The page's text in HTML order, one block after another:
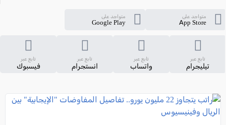
متواجد على
App Store
متواجد على
Google Play
تابع عبر
تيليجرام
تابع عبر
واتساب
تابع عبر
انستجرام
تابع عبر
فيسبوك